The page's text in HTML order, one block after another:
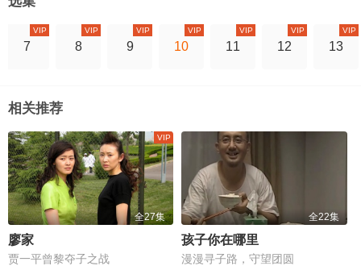
7
VIP
8
VIP
9
VIP
10
VIP
11
VIP
12
VIP
13
VIP
相关推荐
全27集
廖家
贾一平曾黎夺子之战
全22集
孩子你在哪里
漫漫寻子路，守望团圆